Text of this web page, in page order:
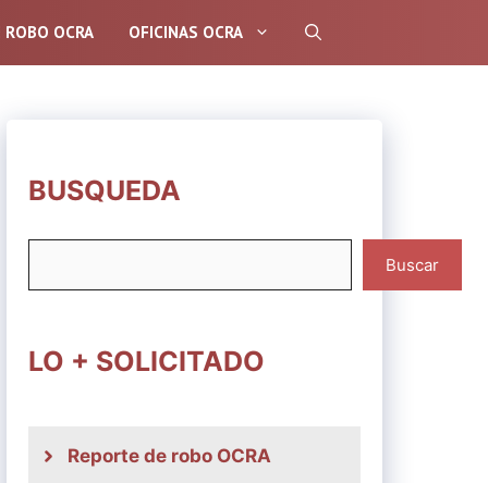
ROBO OCRA OFICINAS OCRA
BUSQUEDA
Buscar
LO + SOLICITADO
Reporte de robo OCRA